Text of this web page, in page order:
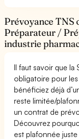
Prévoyance
Préparateur /
industrie
Il faut savoir que la
obligatoire pour
bénéficiez déjà
reste limitée/
un contrat de
Découvrez
est plafonnée juste